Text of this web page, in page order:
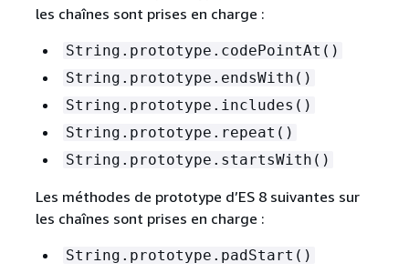
les chaînes sont prises en charge :
String.prototype.codePointAt()
String.prototype.endsWith()
String.prototype.includes()
String.prototype.repeat()
String.prototype.startsWith()
Les méthodes de prototype d’ES 8 suivantes sur
les chaînes sont prises en charge :
String.prototype.padStart()